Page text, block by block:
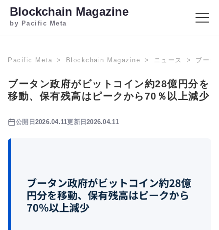
Blockchain Magazine
by Pacific Meta
Pacific Meta Blockchain Magazine ニュース ブータ
ブータン政府がビットコイン約28億円分を
移動、保有残高はピークから70％以上減少
公開日 2026.04.11更新日2026.04.11